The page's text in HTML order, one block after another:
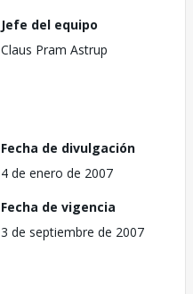
Jefe del equipo
Claus Pram Astrup
Fecha de divulgación
4 de enero de 2007
Fecha de vigencia
3 de septiembre de 2007